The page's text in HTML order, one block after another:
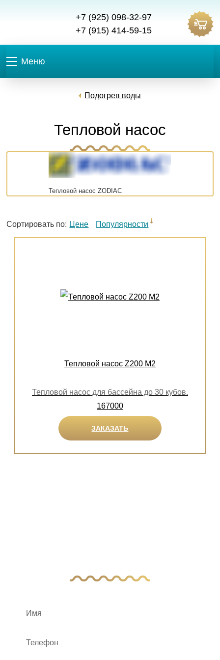
+7 (925) 098-32-97
+7 (915) 414-59-15
Меню
Подогрев воды
Тепловой насос
Тепловой насос ZODIAC
Сортировать по: Цене Популярности
Тепловой насос Z200 M2
Тепловой насос для бассейна до 30 кубов.
167000
ЗАКАЗАТЬ